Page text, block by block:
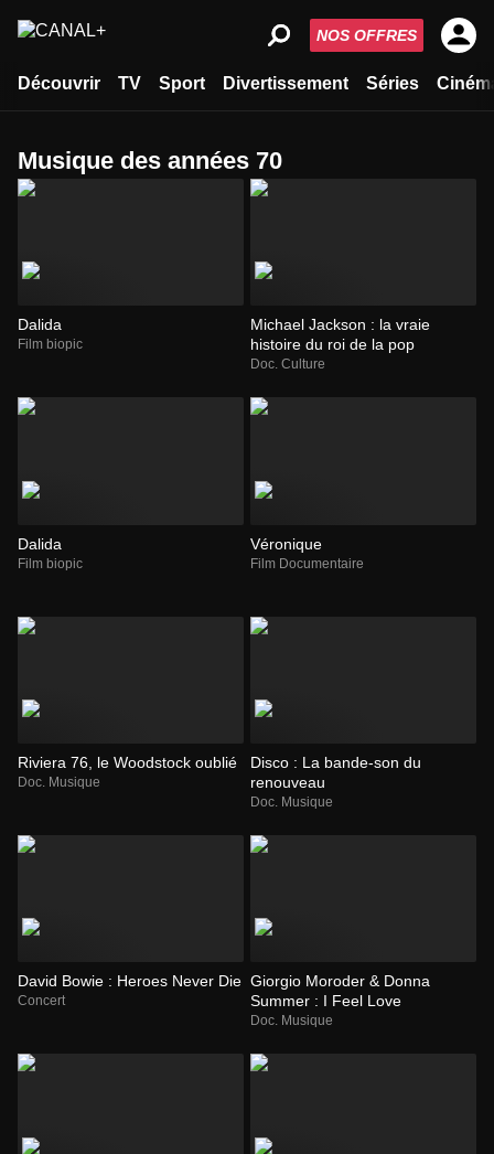
Découvrir TV Sport Divertissement Séries
NOS OFFRES
musique des années 70
Dalida
Film biopic
Michael Jackson : la vraie
histoire du roi de la pop
Doc. Culture
Dalida
Film biopic
Véronique
Film Documentaire
Riviera 76, le Woodstock oublié
Doc. Musique
Disco : La bande-son du
renouveau
Doc. Musique
David Bowie : Heroes Never Die
Concert
Giorgio Moroder & Donna
Summer : I Feel Love
Doc. Musique